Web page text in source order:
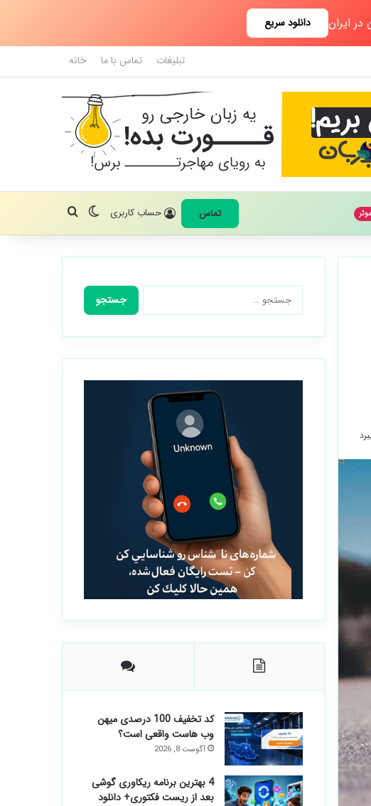
ایران دانلود سریع
تبلیغات تماس با ما خانه
موثر تماس حساب کاربری تغییر پوسته
جستجو برای
جستجو
برای:
کد تخفیف 100 درصدی میهن
وب هاست واقعی است؟
آگوست 8, 2026
4 بهترین برنامه ریکاوری گوشی
بعد از ریست فکتوری+ دانلود